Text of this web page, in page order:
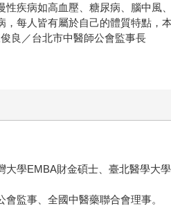
疾病如高血壓、糖尿病、腦中
每人皆有屬於自己的體質特點
良／台北市中醫師公會監事長
學EMBA財金碩士、臺北醫學大
監事、全國中醫藥聯合會理事。